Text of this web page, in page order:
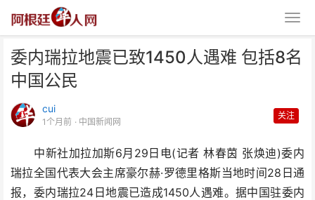
委内瑞拉地震已致1450人遇难 包括8名
中国公民
cui
1个月前 · 中国新闻网
关注
中新社加拉加斯6月29日电(记者 林春茵 张焕迪)委内
瑞拉全国代表大会主席豪尔赫·罗德里格斯当地时间28日通
报，委内瑞拉24日地震已造成1450人遇难。据中国驻委内
委内瑞拉地震已致1450人遇难 包
括8名中国公民